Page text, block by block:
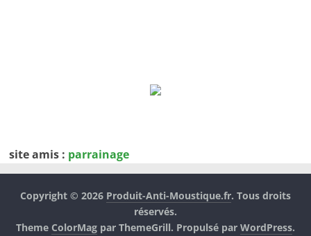
site amis : parrainage
Copyright © 2026 Produit-Anti-Moustique.fr. Tous droits
réservés.
Theme ColorMagpar ThemeGrill. Propulsé par WordPress.